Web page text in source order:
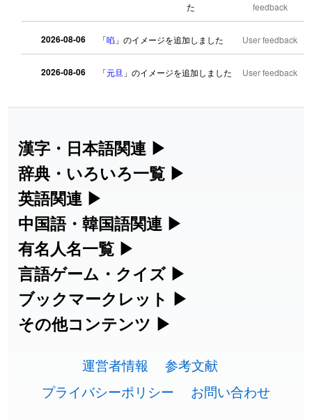
た
feedback
2026-08-06 「啗 」のイメージを追加しました User feedback
2026-08-06 「元旦 」のイメージを追加しました User feedback
2026-08-06 「 」のイメージを追加しました
2026-08-06 「 胆石」のイメージを追加しました
2026-08-06 「
2026-08-06
2026-08-06 」のイメージを追加しました
2026-08-06 「截 」のイメージを追加しました
2026-08-06 「発売 」のイメージを追加しました
2026-08-06 「大筋」のイメージを追加しました
2026-08-06 「 翌朝」のイメージを追加しました User feedback
漢字・日本語関連 ▶
漢字の読み方検索、手書き入力、書き順
練習など、日本語学習に役立つツールを
集めています。
人名漢字辞典 - 読み方検索
手書き漢字入力
漢字の書き方・書き順 書き取り練習
ひらがなの書き方・書き順
辞典・いろいろ一覧 ▶
部首・画数別の漢字一覧、熟語辞典、地
名・駅名検索など、各種リファレンスツ
ールです。
部首画数別漢字一覧
常用漢字一覧
画数別なまえ漢字一覧
英語関連 ▶
カタカナ語・略語の意味検索、発音記
号、リスニング練習など英語学習ツール
です。
カタカナ語の意味・発音・類語辞典
英語の発音記号一覧
英単語リスニングテスト
中国語・韓国語関連 ▶
中国語のピンイン変換、韓国語の手書き
入力など、アジア言語学習ツールです。
手書き中国語入力 変換ツール
韓国語手書き入力
有名人名一覧 ▶
海外セレブやスポーツ選手の名前の読み
方・発音を確認できます。
海外有名人の苗字・名前一覧と発音
プレミアリーグ選手名一覧
言語ゲーム・クイズ ▶
四字熟語パズルや漢字クイズなど、楽し
みながら学べるゲームです。
有名人名前読みクイズ（毎日更新）
ブックマークレット ▶
ブラウザに登録して、どのサイトからで
す。
漢字読み方検索ブックマークレット
その他コンテンツ ▶
その他の便利ツールです。
絵文字の意味と使い方
運営者情報
参考文献
プライバシーポリシー
お問い合わせ